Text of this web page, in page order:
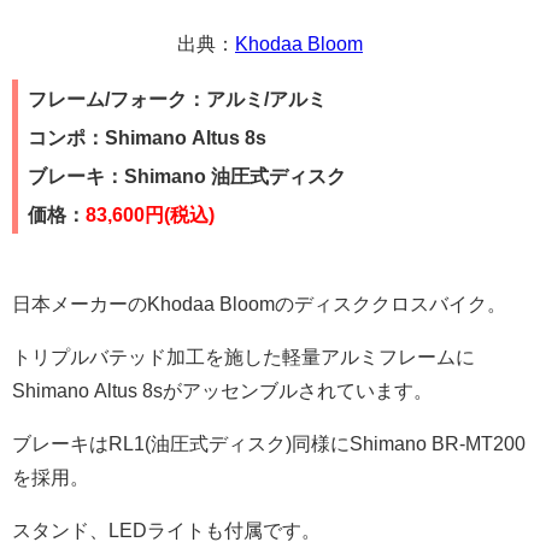
出典： Khodaa Bloom
フレーム/フォーク：アルミ/アルミ
コンポ：Shimano Altus 8s
ブレーキ：Shimano 油圧式ディスク
価格： 83,600円(税込)
日本メーカーのKhodaa Bloomのディスククロスバイク。
トリプルバテッド加工を施した軽量アルミフレームに
Shimano Altus 8sがアッセンブルされています。
ブレーキはRL1(油圧式ディスク)同様にShimano BR-MT200
を採用。
スタンド、LEDライトも付属です。